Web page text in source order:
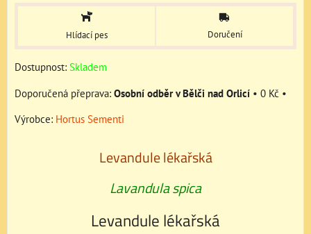
Hlídací pes Doručení
Dostupnost: Skladem
Osobní odběr v Bělči nad Orlicí • 0 Kč •
Výrobce: Hortus Sementi
Levandule lékařská
Lavandula spica
Levandule lékařská